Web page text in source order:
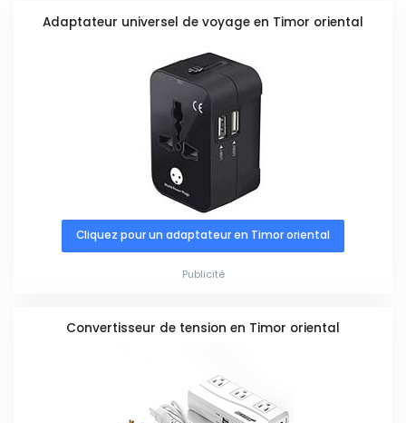
Adaptateur universel de voyage en Timor oriental
Cliquez pour un adaptateur en Timor oriental
Publicité
Convertisseur de tension en Timor oriental